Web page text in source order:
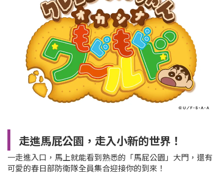
走進馬屁公園，走入小新的世界！
一走進入口，馬上就能看到熟悉的「馬屁公園」大門，還有
可愛的春日部防衛隊全員集合迎接你的到來！